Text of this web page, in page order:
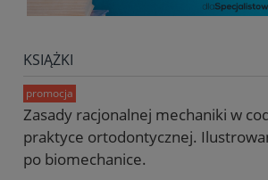
KSIĄŻKI
Zasady racjonalnej mechaniki w
praktyce ortodontycznej.
po biomechanice.
promocja